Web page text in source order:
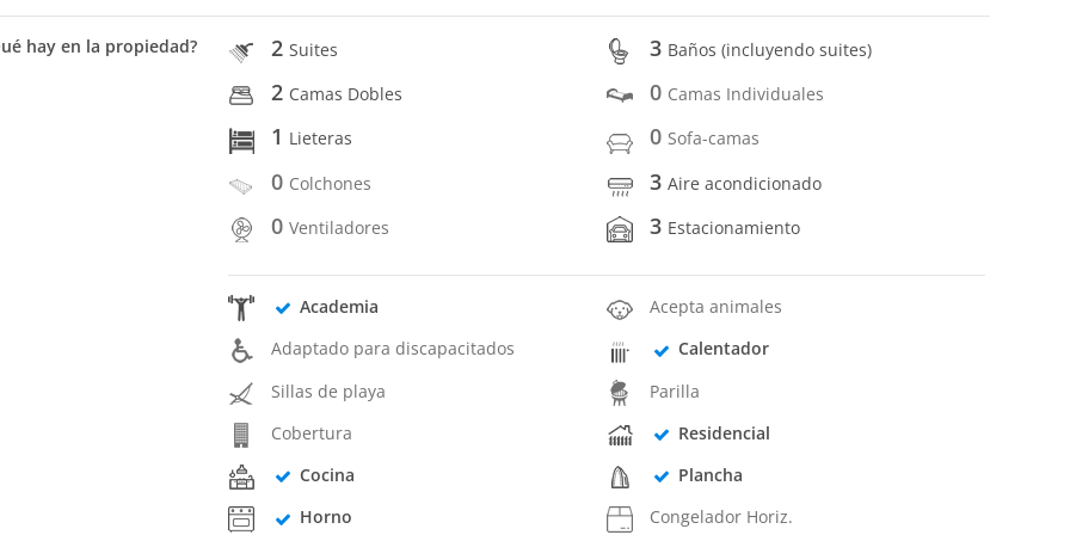
hay en la propiedad? 2Suites 3 Baños (incluyendo suites)
2 Camas Dobles 0 Camas Individuales
1 Lieteras 0 Sofa-camas
0 Colchones 3Aire acondicionado
0Ventiladores 3 Estacionamiento
Academia
Acepta animales
Adaptado para discapacitados
Calentador
Sillas de playa
Parilla
Cobertura
Residencial
Cocina
Plancha
Horno
Congelador Horiz.